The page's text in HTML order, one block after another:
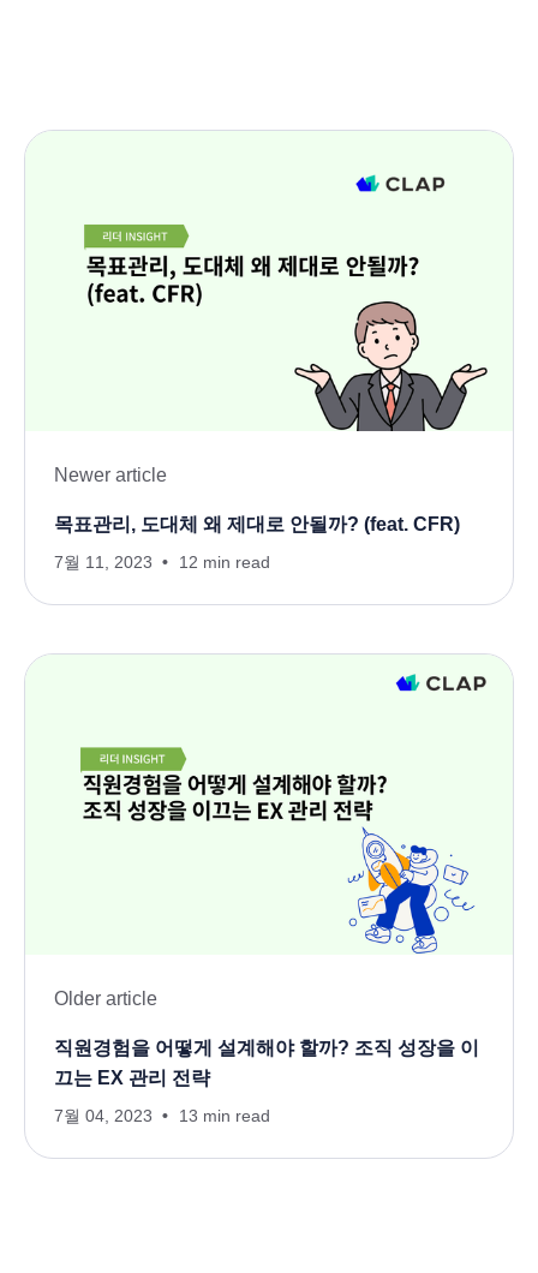
Newer article
목표관리, 도대체 왜 제대로 안될까? (feat. CFR)
7월 11, 2023 12 min read
Older article
직원경험을 어떻게 설계해야 할까? 조직 성장을 이
끄는 EX 관리 전략
7월 04, 2023 13 min read